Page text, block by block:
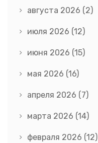
августа 2026 (2)
июля 2026 (12)
июня 2026 (15)
мая 2026 (16)
апреля 2026 (7)
марта 2026 (14)
февраля 2026 (12)